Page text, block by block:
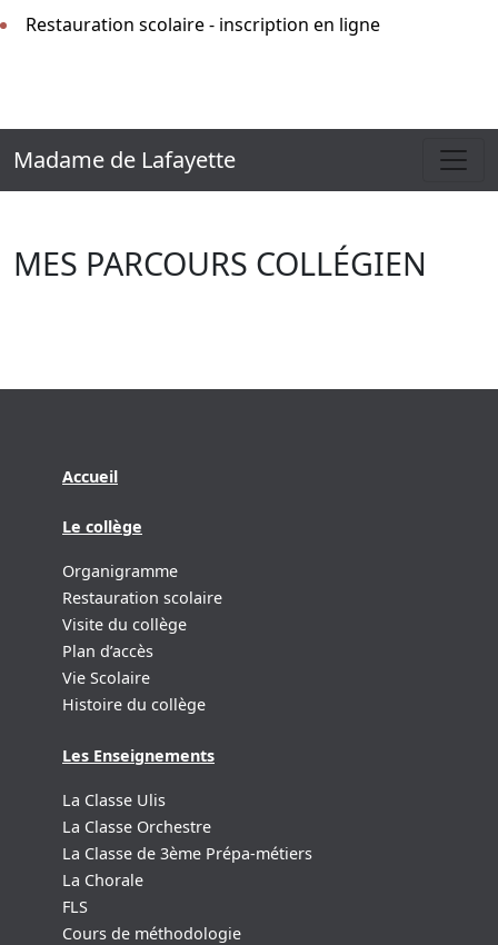
Restauration scolaire - inscription en ligne
Madame de Lafayette
MES PARCOURS COLLÉGIEN
Accueil
Le collège
Organigramme
Restauration scolaire
Visite du collège
Plan d’accès
Vie Scolaire
Histoire du collège
Les Enseignements
La Classe Ulis
La Classe Orchestre
La Classe de 3ème Prépa-métiers
La Chorale
FLS
Cours de méthodologie